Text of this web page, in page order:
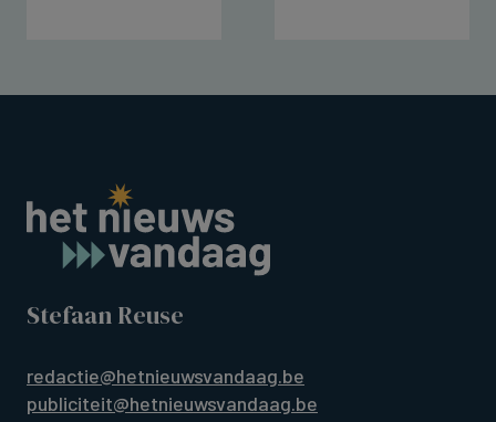
Stefaan Reuse
redactie@hetnieuwsvandaag.be
publiciteit@hetnieuwsvandaag.be